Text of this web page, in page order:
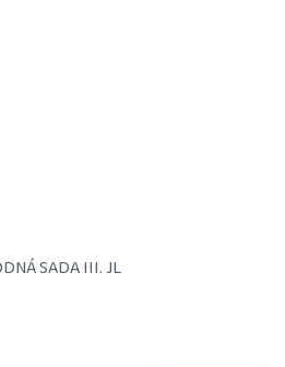
SADA III. JL